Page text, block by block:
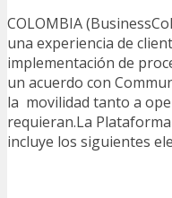
COLOMBIA
una experiencia de
implementación de
un acuerdo con
la movilidad tanto a
requieran.La
incluye los siguientes